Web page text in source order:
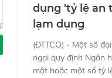
dụng 'tỷ lệ an
lạm dụng
(ĐTTCO) - Một số
ngại quy định Ngân
một hoặc một số tỷ